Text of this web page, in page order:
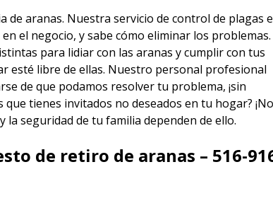
de aranas. Nuestra servicio decontrol de plagas
el negocio, y sabe cómo eliminar los problemas.
para lidiar con las aranas y cumplir con tus
esté libre de ellas. Nuestro personal profesional
de que podamos resolver tu problema, ¡sin
que tienes invitados no deseados en tu hogar? ¡No
la seguridad de tu familia dependen de ello.
de retiro de aranas – 516-